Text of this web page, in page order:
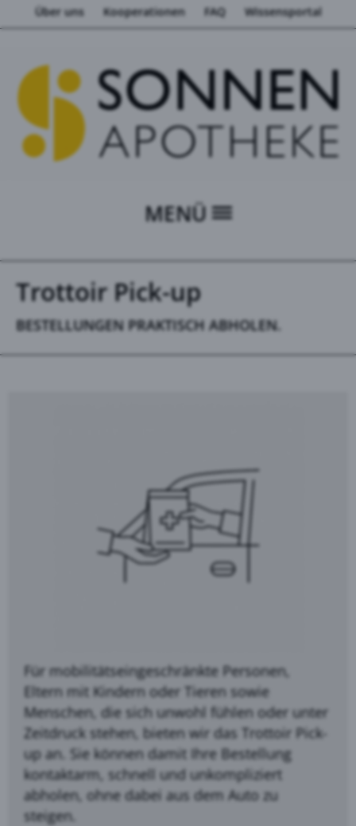
Über uns Kooperationen FAQ Wissensportal
MENÜ
Trottoir Pick-up
BESTELLUNGEN PRAKTISCH ABHOLEN.
Für mobilitätseingeschränkte Personen,
Eltern mit Kindern oder Tieren sowie
Menschen, die sich unwohl fühlen oder unter
Zeitdruck stehen, bieten wir das Trottoir Pick-
up an. Sie können damit Ihre Bestellung
kontaktarm, schnell und unkompliziert
abholen, ohne dabei aus dem Auto zu
steigen.